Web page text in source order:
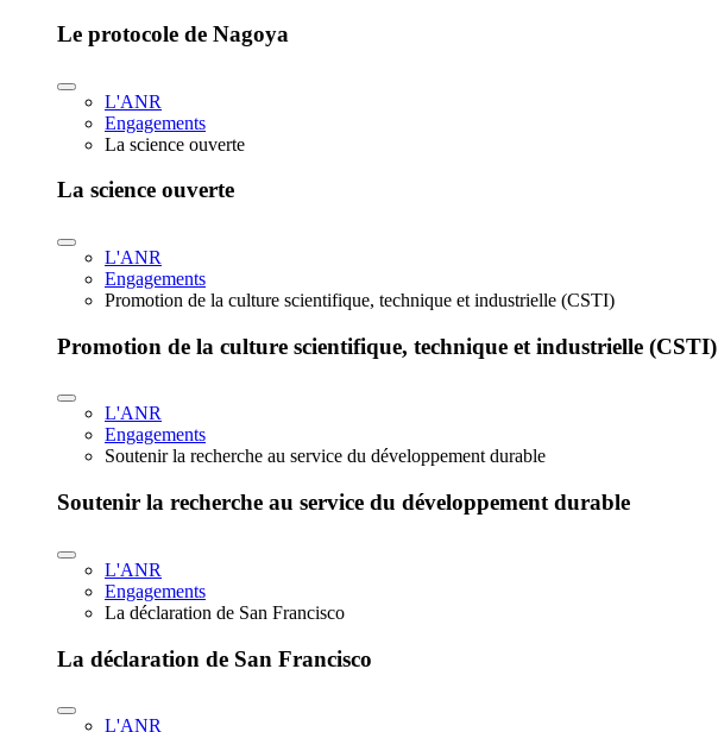
Le protocole de Nagoya
L'ANR
Engagements
La science ouverte
La science ouverte
L'ANR
Engagements
Promotion de la culture scientifique, technique et industrielle (CSTI)
Promotion de la culture scientifique, technique et industrielle (CSTI)
L'ANR
Engagements
Soutenir la recherche au service du développement durable
Soutenir la recherche au service du développement durable
L'ANR
Engagements
La déclaration de San Francisco
La déclaration de San Francisco
L'ANR